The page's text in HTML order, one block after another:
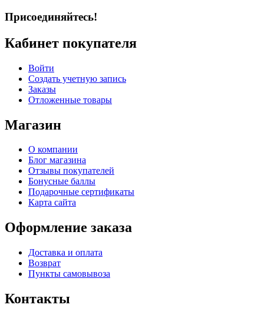
Присоединяйтесь!
Кабинет покупателя
Войти
Создать учетную запись
Заказы
Отложенные товары
Магазин
О компании
Блог магазина
Отзывы покупателей
Бонусные баллы
Подарочные сертификаты
Карта сайта
Оформление заказа
Доставка и оплата
Возврат
Пункты самовывоза
Контакты